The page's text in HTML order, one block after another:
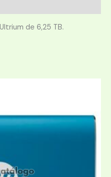
de 6,25 TB.